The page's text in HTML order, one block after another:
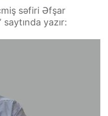
səfiri Əfşar
yazır: